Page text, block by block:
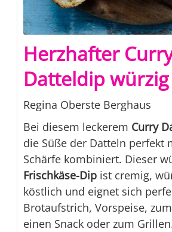
Herzhafter
Datteldip
Regina Oberste Berghaus
Bei diesem leckerem Curry
die Süße der Datteln perfekt
Schärfe kombiniert. Dieser
Frischkäse-Dip ist cremig,
köstlich und eignet sich
Brotaufstrich, Vorspeise,
einen Snack oder zum